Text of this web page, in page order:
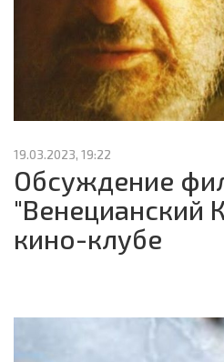
19.03.2023, 19:22
Обсуждение
"Венецианский
кино-клубе